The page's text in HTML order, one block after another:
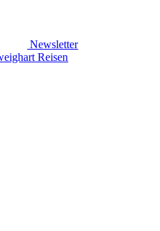
Newsletter